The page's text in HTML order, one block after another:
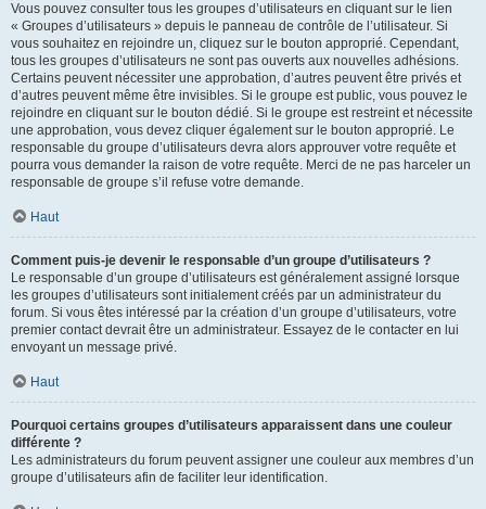
Vous pouvez consulter tous les groupes d’utilisateurs en cliquant sur le lien
« Groupes d’utilisateurs » depuis le panneau de contrôle de l’utilisateur. Si
vous souhaitez en rejoindre un, cliquez sur le bouton approprié. Cependant,
tous les groupes d’utilisateurs ne sont pas ouverts aux nouvelles adhésions.
Certains peuvent nécessiter une approbation, d’autres peuvent être privés et
d’autres peuvent même être invisibles. Si le groupe est public, vous pouvez le
rejoindre en cliquant sur le bouton dédié. Si le groupe est restreint et nécessite
une approbation, vous devez cliquer également sur le bouton approprié. Le
responsable du groupe d’utilisateurs devra alors approuver votre requête et
pourra vous demander la raison de votre requête. Merci de ne pas harceler un
responsable de groupe s’il refuse votre demande.
Haut
Comment puis-je devenir le responsable d’un groupe d’utilisateurs ?
Le responsable d’un groupe d’utilisateurs est généralement assigné lorsque
les groupes d’utilisateurs sont initialement créés par un administrateur du
forum. Si vous êtes intéressé par la création d’un groupe d’utilisateurs, votre
premier contact devrait être un administrateur. Essayez de le contacter en lui
envoyant un message privé.
Haut
Pourquoi certains groupes d’utilisateurs apparaissent dans une couleur
différente ?
Les administrateurs du forum peuvent assigner une couleur aux membres d’un
groupe d’utilisateurs afin de faciliter leur identification.